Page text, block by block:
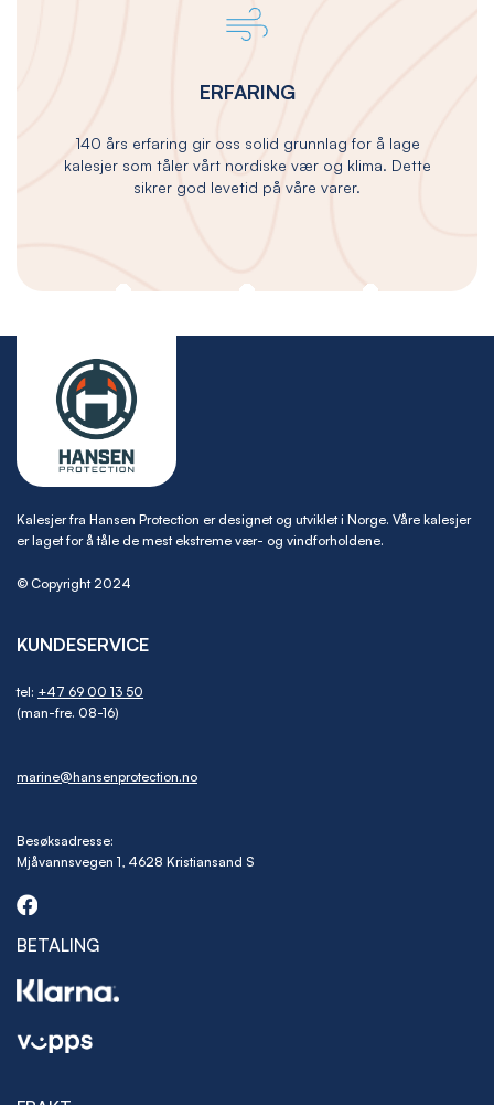
ERFARING
140 års erfaring gir oss solid grunnlag for å lage
kalesjer som tåler vårt nordiske vær og klima. Dette
sikrer god levetid på våre varer.
Kalesjer fra Hansen Protection er designet og utviklet i Norge. Våre kalesjer
er laget for å tåle de mest ekstreme vær- og vindforholdene.
© Copyright 2024
KUNDESERVICE
tel: +47 69 00 13 50
(man-fre. 08-16)
marine@hansenprotection.no
Besøksadresse:
Mjåvannsvegen 1, 4628 Kristiansand S
BETALING